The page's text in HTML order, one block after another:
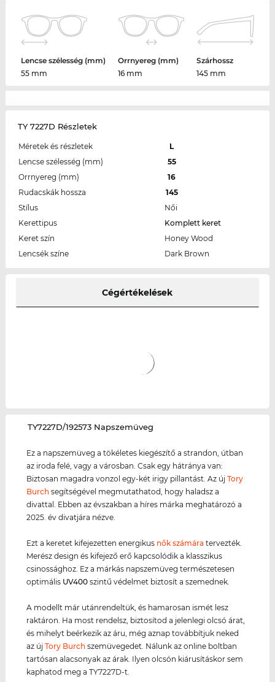
Lencse szélesség (mm)
55 mm
Orrnyereg (mm)
16 mm
Szárhossz
145 mm
TY 7227D Részletek
Méretek és részletek
L
Lencse szélesség (mm)
55
Orrnyereg (mm)
16
Rudacskák hossza
145
Stílus
Női
Kerettipus
Komplett keret
Keret szín
Honey Wood
Lencsék színe
Dark Brown
Cégértékelések
‌TY7227D/192573 Napszemüveg
Ez a napszemüveg a tökéletes kiegészítő a strandon, útban
az iroda felé, vagy a városban. Csak egy hátránya van:
Biztosan magadra vonzol egy-két irigy pillantást. Az újTory
Burch segítségével megmutathatod, hogy haladsz a
divattal. Ebben az évszakban a híres márka meghatározó a
2025. év divatjára nézve.
Ezt a keretet kifejezetten energikus nők számára tervezték.
Merész design és kifejező erő kapcsolódik a klasszikus
csinossághoz. Ez a márkás napszemüveg természetesen
optimális UV400 szintű védelmet biztosít a szemednek.
A modellt már utánrendeltük, és hamarosan ismét lesz
raktáron. Ha most rendelsz, biztosítod a jelenlegi olcsó árat,
és mihelyt beérkezik az áru, még aznap továbbítjuk neked
az újTory Burch szemüvegedet. Nálunk az online boltban
tartósan alacsonyak az árak. Ilyen olcsón kiárusításkor sem
kaphatod meg a TY7227D-t.